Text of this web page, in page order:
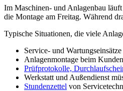
Im Maschinen- und Anlagenbau
die Montage am Freitag. Während
Typische Situationen, die viele
Service- und
Anlagenmontage beim
Prüfprotokolle,
Werkstatt und Außendienst
Stundenzettel von